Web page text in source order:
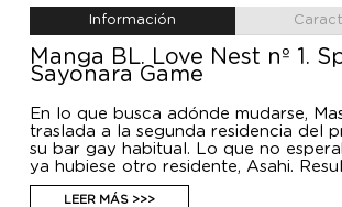
Información
Manga BL. Love Nest nº 1.
Sayonara Game
En lo que busca adónde mudarse,
traslada a la segunda residencia del
su bar gay habitual. Lo que no
ya hubiese otro residente, Asahi.
contrario al meticuloso Masato, y la
un hombre tan desordenado e
LEER MÁS >>>